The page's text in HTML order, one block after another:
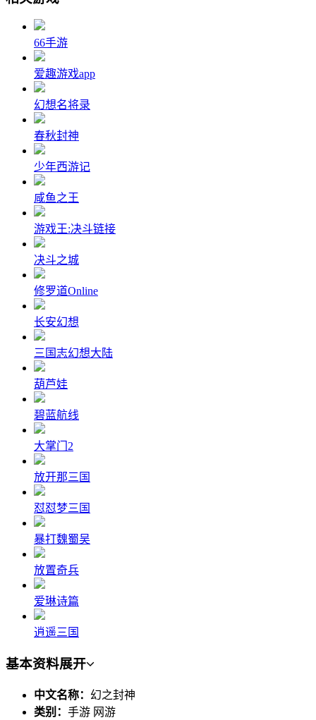
66手游
爱趣游戏app
幻想名将录
春秋封神
少年西游记
咸鱼之王
游戏王:决斗链接
决斗之城
修罗道Online
长安幻想
三国志幻想大陆
葫芦娃
碧蓝航线
大掌门2
放开那三国
怼怼梦三国
暴打魏蜀吴
放置奇兵
爱琳诗篇
逍遥三国
基本资料展开
中文名称： 幻之封神
类别： 手游 网游